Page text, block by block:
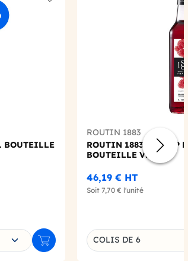
BOUTEILLE
Ajouter au panier
ROUTIN 1883
ROUTIN 1883 - SIROP
BOUTEILLE VERRE
46,19 € HT
Soit 7,70 € l'unité
Choisissez une
COLIS DE 6